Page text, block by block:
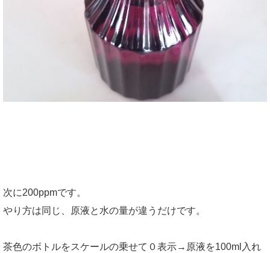
次に200ppmです。
やり方は同じ、原液と水の量が違うだけです。
茶色のボトルをスケールの乗せて０表示→原液を100ml入れ